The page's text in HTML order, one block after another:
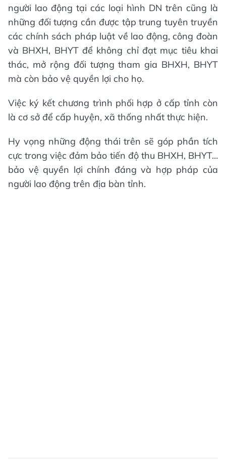
người lao động tại các loại hình DN trên cũng là
những đối tượng cần được tập trung tuyên truyền
các chính sách pháp luật về lao động, công đoàn
và BHXH, BHYT để không chỉ đạt mục tiêu khai
thác, mở rộng đối tượng tham gia BHXH, BHYT
mà còn bảo vệ quyền lợi cho họ.
Việc ký kết chương trình phối hợp ở cấp tỉnh còn
là cơ sở để cấp huyện, xã thống nhất thực hiện.
Hy vọng những động thái trên sẽ góp phần tích
cực trong việc đảm bảo tiến độ thu BHXH, BHYT…
bảo vệ quyền lợi chính đáng và hợp pháp của
người lao động trên địa bàn tỉnh.